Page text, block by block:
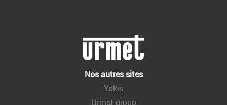
Nos autres sites
Yokis
Urmet group